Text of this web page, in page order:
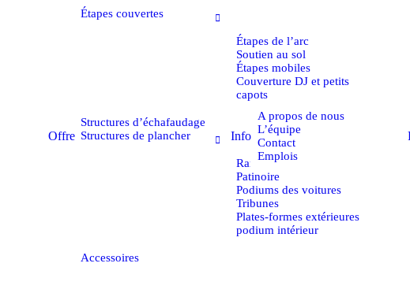
Offre
Étapes couvertes
Étapes de l’arc
Soutien au sol
Étapes mobiles
Couverture DJ et petits
capots
Structures d’échafaudage
Structures de plancher
Rampe à neige /
Patinoire
Podiums des voitures
Tribunes
Plates-formes extérieures
podium intérieur
Accessoires
Info
A propos de nous
L’équipe
Contact
Emplois
à temps sur le site du projet. Pour les camions de scène
L'expérience des chariots élévateurs est un plus, mais une